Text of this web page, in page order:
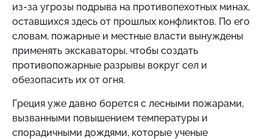
из-за угрозы подрыва на противопехотных минах,
оставшихся здесь от прошлых конфликтов. По его
словам, пожарные и местные власти вынуждены
применять экскаваторы, чтобы создать
противопожарные разрывы вокруг сел и
обезопасить их от огня.
Греция уже давно борется с лесными пожарами,
вызванными повышением температуры и
спорадичными дождями, которые ученые